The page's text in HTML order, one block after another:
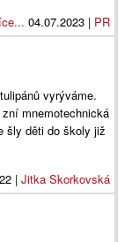
04.07.2023 | PR
vyrýváme.
mnemotechnická
šly děti do školy již
| Jitka Skorkovská